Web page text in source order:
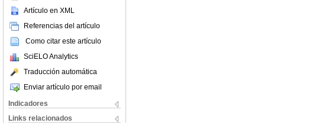
Artículo en XML
Referencias del artículo
Como citar este artículo
SciELO Analytics
Traducción automática
Enviar artículo por email
Indicadores
Links relacionados